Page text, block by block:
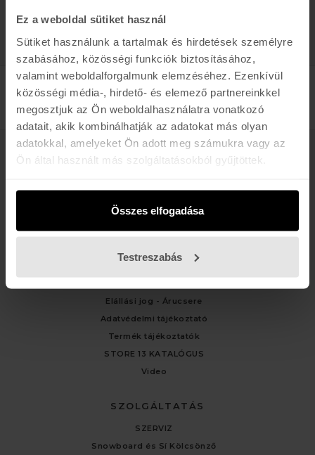
Ez a weboldal sütiket használ
Sütiket használunk a tartalmak és hirdetések személyre
szabásához, közösségi funkciók biztosításához,
valamint weboldalforgalmunk elemzéséhez. Ezenkívül
közösségi média-, hirdető- és elemező partnereinkkel
megosztjuk az Ön weboldalhasználatra vonatkozó
adatait, akik kombinálhatják az adatokat más olyan
adatokkal, amelyeket Ön adott meg számukra vagy az
Ön által használt más szolgáltatásokból gyűjtöttek.
Összes elfogadása
Testreszabás
Kapcsolat
Fiókom
TÁJÉKOZTATÓK
Elállási jog - Árucsere
Adatvédelmi tájékoztató
Termék tájékoztatók
STORE 13 KATALÓGUS
Video
SZOLGÁLTATÁS
SZERVIZ
Snowboard és Sí Kölcsönző